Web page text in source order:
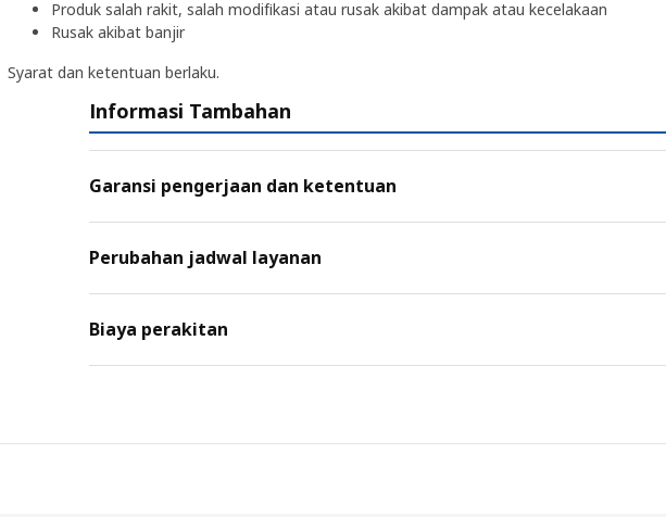
Produk salah rakit, salah modifikasi atau rusak akibat dampak atau kecelakaan
Rusak akibat banjir
Syarat dan ketentuan berlaku.
Informasi Tambahan
Garansi pengerjaan dan ketentuan
Perubahan jadwal layanan
Biaya perakitan